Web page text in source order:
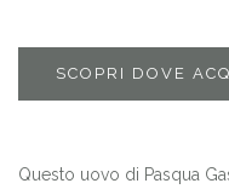
SCOPRI DOVE
Questo uovo di Pasqua